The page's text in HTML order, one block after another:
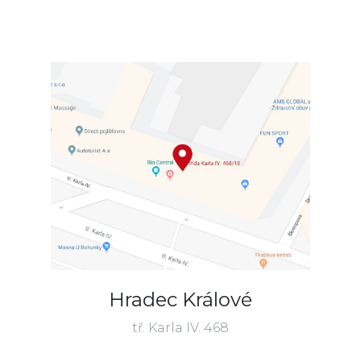
Hradec Králové
tř. Karla IV. 468